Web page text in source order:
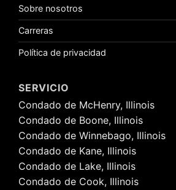
Sobre nosotros
Carreras
Política de privacidad
SERVICIO
Condado de McHenry, Illinois
Condado de Boone, Illinois
Condado de Winnebago, Illinois
Condado de Kane, Illinois
Condado de Lake, Illinois
Condado de Cook, Illinois